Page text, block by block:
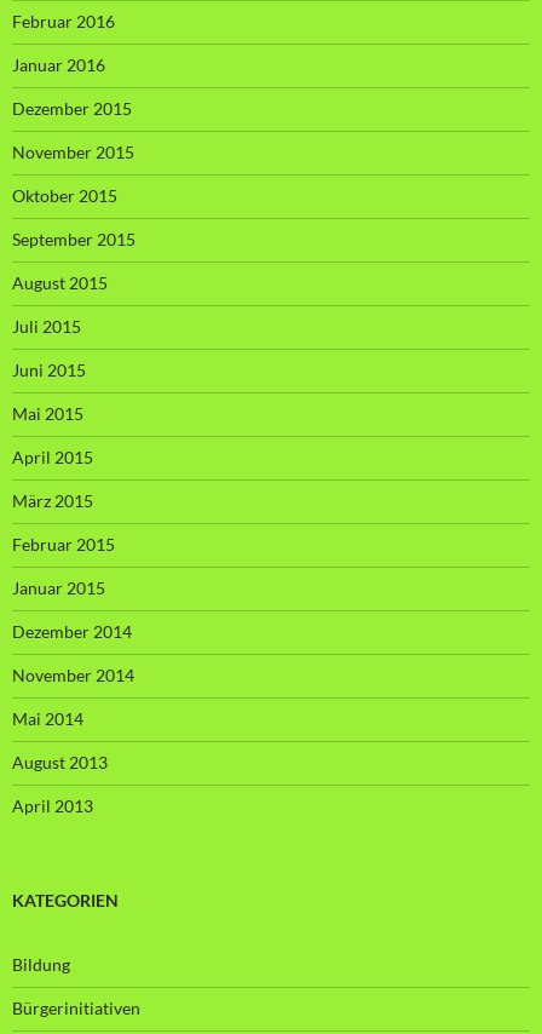
Februar 2016
Januar 2016
Dezember 2015
November 2015
Oktober 2015
September 2015
August 2015
Juli 2015
Juni 2015
Mai 2015
April 2015
März 2015
Februar 2015
Januar 2015
Dezember 2014
November 2014
Mai 2014
August 2013
April 2013
KATEGORIEN
Bildung
Bürgerinitiativen